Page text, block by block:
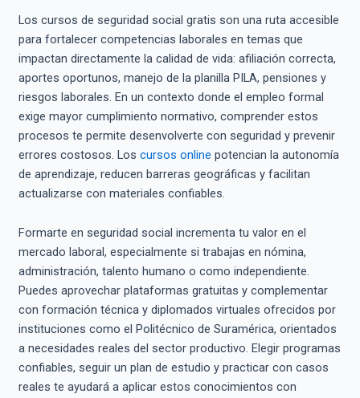
Los cursos de seguridad social gratis son una ruta accesible
para fortalecer competencias laborales en temas que
impactan directamente la calidad de vida: afiliación correcta,
aportes oportunos, manejo de la planilla PILA, pensiones y
riesgos laborales. En un contexto donde el empleo formal
exige mayor cumplimiento normativo, comprender estos
procesos te permite desenvolverte con seguridad y prevenir
errores costosos. Los cursos online potencian la autonomía
de aprendizaje, reducen barreras geográficas y facilitan
actualizarse con materiales confiables.
Formarte en seguridad social incrementa tu valor en el
mercado laboral, especialmente si trabajas en nómina,
administración, talento humano o como independiente.
Puedes aprovechar plataformas gratuitas y complementar
con formación técnica y diplomados virtuales ofrecidos por
instituciones como el Politécnico de Suramérica, orientados
a necesidades reales del sector productivo. Elegir programas
confiables, seguir un plan de estudio y practicar con casos
reales te ayudará a aplicar estos conocimientos con